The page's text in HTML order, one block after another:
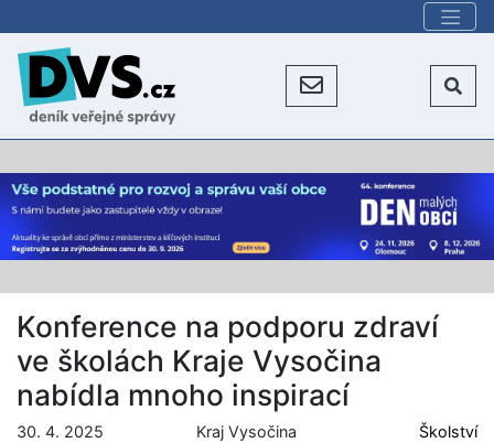
Konference na podporu zdraví
ve školách Kraje Vysočina
nabídla mnoho inspirací
30. 4. 2025 Kraj Vysočina Školství